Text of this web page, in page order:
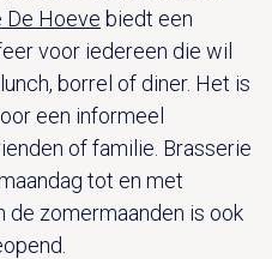
De Hoeve biedt een
voor iedereen die wil
borrel of diner. Het is
een informeel
of familie. Brasserie
tot en met
de zomermaanden is ook